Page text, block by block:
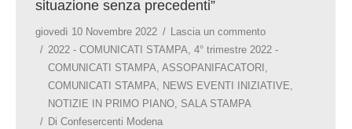
situazione senza precedenti”
giovedì 10 Novembre 2022
Lascia un commento
2022 - COMUNICATI STAMPA, 4° trimestre 2022 -
COMUNICATI STAMPA, ASSOPANIFACATORI ,
COMUNICATI STAMPA, NEWS EVENTI INIZIATIVE,
NOTIZIE IN PRIMO PIANO, SALA STAMPA
Di Confesercenti Modena